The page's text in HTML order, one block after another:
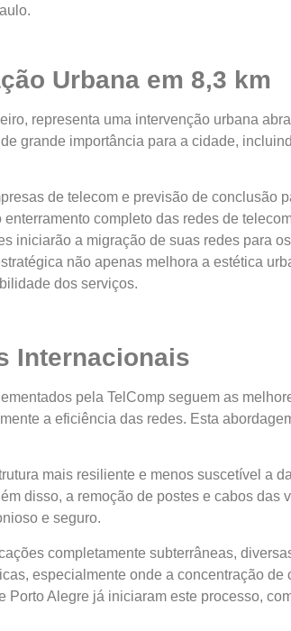
Urbana em 8,3 km
representa uma intervenção urbana
grande importância para a cidade,
de telecom e previsão de conclusão
completo das redes de
iniciarão a migração de suas redes para
não apenas melhora a estética
dos serviços.
Internacionais
pela TelComp seguem as
a eficiência das redes. Esta
mais resiliente e menos suscetível a
disso, a remoção de postes e cabos das
e seguro.
completamente subterrâneas,
especialmente onde a concentração
Alegre já iniciaram este processo,